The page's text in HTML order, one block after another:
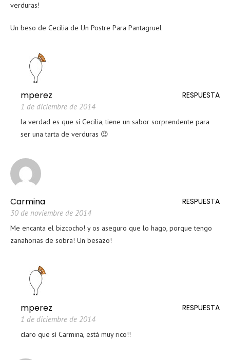
verduras!
Un beso de Cecilia de Un Postre Para Pantagruel
RESPUESTA
mperez
1 de diciembre de 2014
la verdad es que sí Cecilia, tiene un sabor sorprendente para
ser una tarta de verduras 😉
RESPUESTA
Carmina
30 de noviembre de 2014
Me encanta el bizcocho! y os aseguro que lo hago, porque tengo
zanahorias de sobra! Un besazo!
RESPUESTA
mperez
1 de diciembre de 2014
claro que sí Carmina, está muy rico!!